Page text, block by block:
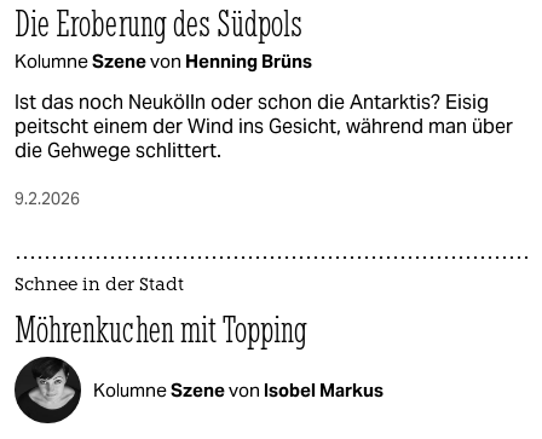
Die Eroberung des Südpols
KolumneSzenevon Henning Brüns
Ist das noch Neukölln oder schon die Antarktis? Eisig
peitscht einem der Wind ins Gesicht, während man über
die Gehwege schlittert.
9.2.2026
Schnee in der Stadt
Möhrenkuchen mit Topping
KolumneSzenevon Isobel Markus